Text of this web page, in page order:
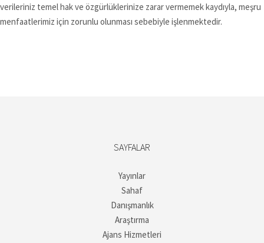
verileriniz temel hak ve özgürlüklerinize zarar vermemek kaydıyla, meşru
menfaatlerimiz için zorunlu olunması sebebiyle işlenmektedir.
SAYFALAR
Yayınlar
Sahaf
Danışmanlık
Araştırma
Ajans Hizmetleri